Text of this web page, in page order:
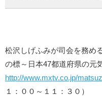
松沢しげふみが司会を務め
の標～日本47都道府県の元
http://www.mxtv.co.jp/
１：００～１１：３０）